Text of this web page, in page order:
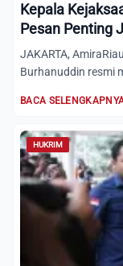
Kepala
Pesan Penting
JAKARTA,
Burhanuddin resmi
BACA
HUKRIM